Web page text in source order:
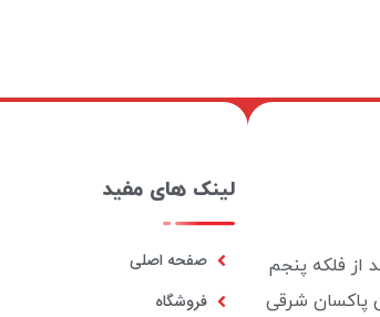
از فلکه پنجم
پاکسان شرقی
لینک های مفید
صفحه اصلی
فروشگاه